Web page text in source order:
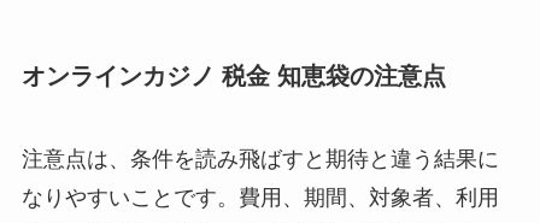
オンラインカジノ 税金 知恵袋の注意点
注意点は、条件を読み飛ばすと期待と違う結果に
なりやすいことです。費用、期間、対象者、利用